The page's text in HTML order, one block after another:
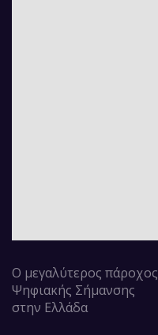
Ο μεγαλύτερος πάροχος
Ψηφιακής Σήμανσης
στην Ελλάδα